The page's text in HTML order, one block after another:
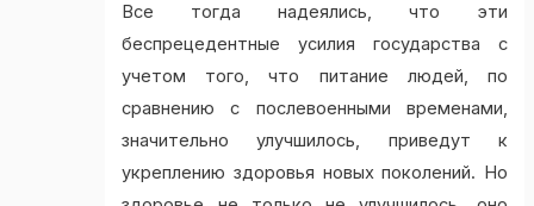
Все тогда надеялись, что эти
беспрецедентные усилия государства с
учетом того, что питание людей, по
сравнению с послевоенными временами,
значительно улучшилось, приведут к
укреплению здоровья новых поколений. Но